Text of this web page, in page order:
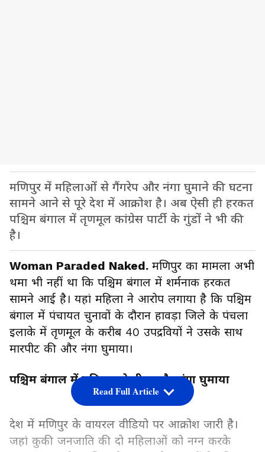
मणिपुर में महिलाओं से गैंगरेप और नंगा घुमाने की घटना
सामने आने से पूरे देश में आक्रोश है। अब ऐसी ही हरकत
पश्चिम बंगाल में तृणमूल कांग्रेस पार्टी के गुंडों ने भी की
है।
Woman Paraded Naked. मणिपुर का मामला अभी
थमा भी नहीं था कि पश्चिम बंगाल में शर्मनाक हरकत
सामने आई है। यहां महिला ने आरोप लगाया है कि पश्चिम
बंगाल में पंचायत चुनावों के दौरान हावड़ा जिले के पंचला
इलाके में तृणमूल के करीब 40 उपद्रवियों ने उसके साथ
मारपीट की और नंगा घुमाया।
पश्चिम बंगाल में महिला को पीटा और नंगा घुमाया
देश में मणिपुर के वायरल वीडियो पर आक्रोश जारी है।
जहां कुकी जनजाति की दो महिलाओं को नग्न करके
Read Full Article